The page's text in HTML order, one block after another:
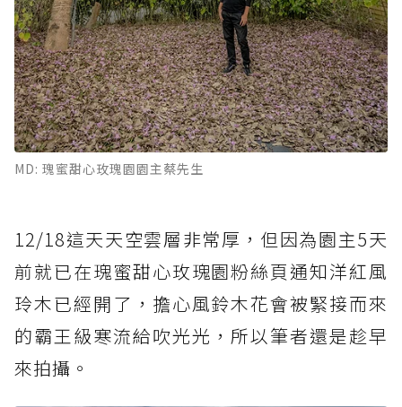
MD: 瑰蜜甜心玫瑰園園主蔡先生
12/18這天天空雲層非常厚，但因為園主5天
前就已在瑰蜜甜心玫瑰園粉絲頁通知洋紅風
玲木已經開了，擔心風鈴木花會被緊接而來
的霸王級寒流給吹光光，所以筆者還是趁早
來拍攝。